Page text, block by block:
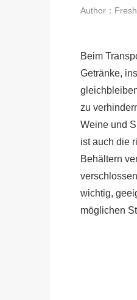
Author：
Beim
Getränke,
zu
Weine und
ist auch die
Behältern
wichtig,
möglichen